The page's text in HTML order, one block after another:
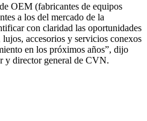
OEM (fabricantes de equipos
a los del mercado de la
con claridad las oportunidades
lujos, accesorios y servicios conexos
en los próximos años”, dijo
y director general de CVN.